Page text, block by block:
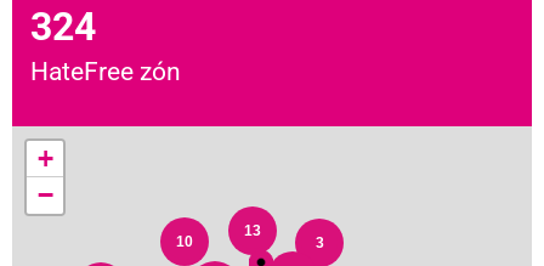
324
HateFree zón
3
13
10
+
−